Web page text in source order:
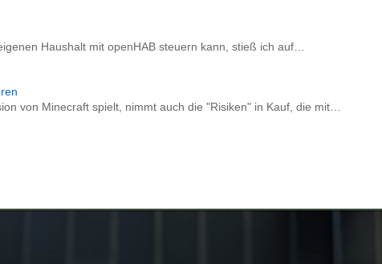
Haushalt mit openHAB steuern kann, stieß ich auf…
von Minecraft spielt, nimmt auch die "Risiken" in Kauf, die mit…